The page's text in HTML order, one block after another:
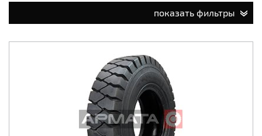
показать фильтры